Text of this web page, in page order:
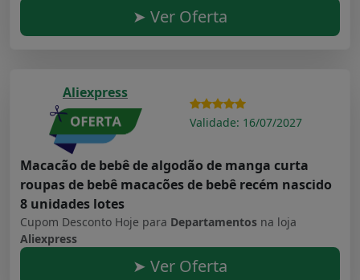
➤ Ver Oferta
Aliexpress
Validade: 16/07/2027
Macacão de bebê de algodão de manga curta
roupas de bebê macacões de bebê recém nascido
8 unidades lotes
Cupom Desconto Hoje para Departamentos na loja
Aliexpress
➤ Ver Oferta